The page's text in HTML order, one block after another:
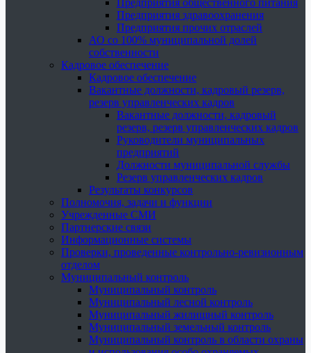
Предприятия общественного питания
Предприятия здравоохранения
Предприятия прочих отраслей
АО со 100% муниципальной долей
собственности
Кадровое обеспечение
Кадровое обеспечение
Вакантные должности, кадровый резерв,
резерв управленческих кадров
Вакантные должности, кадровый
резерв, резерв управленческих кадров
Руководители муниципальных
предприятий
Должности муниципальной службы
Резерв управленческих кадров
Результаты конкурсов
Полномочия, задачи и функции
Учрежденные СМИ
Партнерские связи
Информационные системы
Проверки, проведенные контрольно-ревизионным
отделом
Муниципальный контроль
Муниципальный контроль
Муниципальный лесной контроль
Муниципальный жилищный контроль
Муниципальный земельный контроль
Муниципальный контроль в области охраны